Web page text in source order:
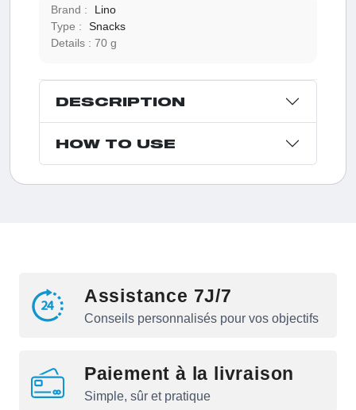
Brand :
Lino
Type :
Snacks
Details :
70 g
DESCRIPTION
HOW TO USE
Assistance 7J/7
Conseils personnalisés pour vos objectifs
Paiement à la livraison
Simple, sûr et pratique